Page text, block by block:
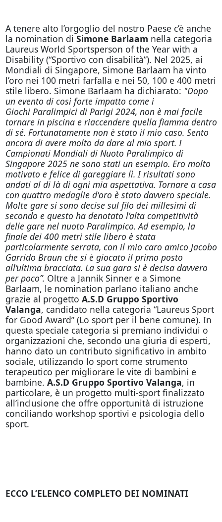
A tenere alto l’orgoglio del nostro Paese c’è anche
la nomination di Simone Barlaam nella categoria
Laureus World Sportsperson of the Year with a
Disability (“Sportivo con disabilità”). Nel 2025, ai
Mondiali di Singapore, Simone Barlaam ha vinto
l’oro nei 100 metri farfalla e nei 50, 100 e 400 metri
stile libero. Simone Barlaam ha dichiarato: "Dopo
un evento di così forte impatto come i
Giochi Paralimpici di Parigi 2024, non è mai facile
tornare in piscina e riaccendere quella fiamma dentro
di sé. Fortunatamente non è stato il mio caso. Sento
ancora di avere molto da dare al mio sport. I
Campionati Mondiali di Nuoto Paralimpico di
Singapore 2025 ne sono stati un esempio. Ero molto
motivato e felice di gareggiare lì. I risultati sono
andati al di là di ogni mia aspettativa. Tornare a casa
con quattro medaglie d'oro è stato davvero speciale.
Molte gare si sono decise sul filo dei millesimi di
secondo e questo ha denotato l’alta competitività
delle gare nel nuoto Paralimpico. Ad esempio, la
finale dei 400 metri stile libero è stata
particolarmente serrata, con il mio caro amico Jacobo
Garrido Braun che si è giocato il primo posto
all’ultima bracciata. La sua gara si è decisa davvero
per poco”. Oltre a Jannik Sinner e a Simone
Barlaam, le nomination parlano italiano anche
grazie al progetto A.S.D Gruppo Sportivo
Valanga, candidato nella categoria “Laureus Sport
for Good Award” (Lo sport per il bene comune). In
questa speciale categoria si premiano individui o
organizzazioni che, secondo una giuria di esperti,
hanno dato un contributo significativo in ambito
sociale, utilizzando lo sport come strumento
terapeutico per migliorare le vite di bambini e
bambine. A.S.D Gruppo Sportivo Valanga, in
particolare, è un progetto multi-sport finalizzato
all’inclusione che offre opportunità di istruzione
conciliando workshop sportivi e psicologia dello
sport.
ECCO L’ELENCO COMPLETO DEI NOMINATI